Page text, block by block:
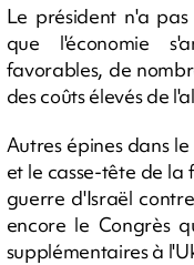
Le président n'a
que l'économie
favorables, de
des coûts élevés de
Autres épines dans
et le casse-tête de la
guerre d'Israël
encore le Congrès
supplémentaires à